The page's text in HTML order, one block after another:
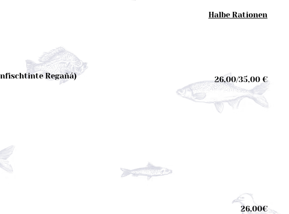
Halbe Rationen
Regañá) 26,00/35,00 €
26,00€